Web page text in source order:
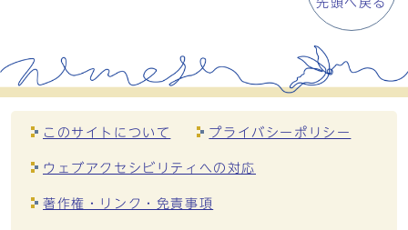
先頭へ戻る
このサイトについて プライバシーポリシー
ウェブアクセシビリティへの対応
著作権・リンク・免責事項